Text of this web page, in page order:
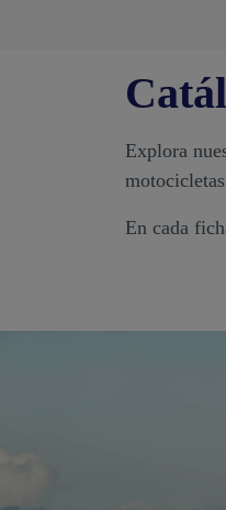
Explora
En cada